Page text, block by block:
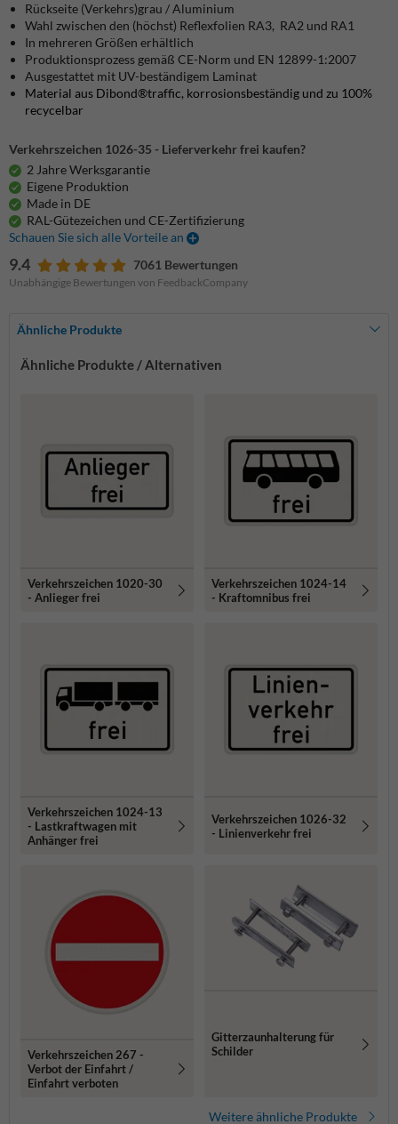
Rückseite (Verkehrs)grau / Aluminium
Wahl zwischen den (höchst) Reflexfolien RA3, RA2 und RA1
In mehreren Größen erhältlich
Produktionsprozess gemäß CE-Norm und EN 12899-1:2007
Ausgestattet mit UV-beständigem Laminat
Material aus Dibond®traffic, korrosionsbeständig und zu 100%
recycelbar
Verkehrszeichen 1026-35 - Lieferverkehr frei kaufen?
2 Jahre Werksgarantie
Eigene Produktion
Made in DE
RAL-Gütezeichen und CE-Zertifizierung
Schauen Sie sich alle Vorteile an
9.4 7061 Bewertungen
Unabhängige Bewertungen von FeedbackCompany
Ähnliche Produkte
Ähnliche Produkte / Alternativen
Verkehrszeichen 1020-30
- Anlieger frei
Verkehrszeichen 1024-14
- Kraftomnibus frei
Verkehrszeichen 1024-13
- Lastkraftwagen mit
Anhänger frei
Verkehrszeichen 1026-32
- Linienverkehr frei
Verkehrszeichen 267 -
Verbot der Einfahrt /
Einfahrt verboten
Gitterzaunhalterung für
Schilder
Weitere ähnliche Produkte